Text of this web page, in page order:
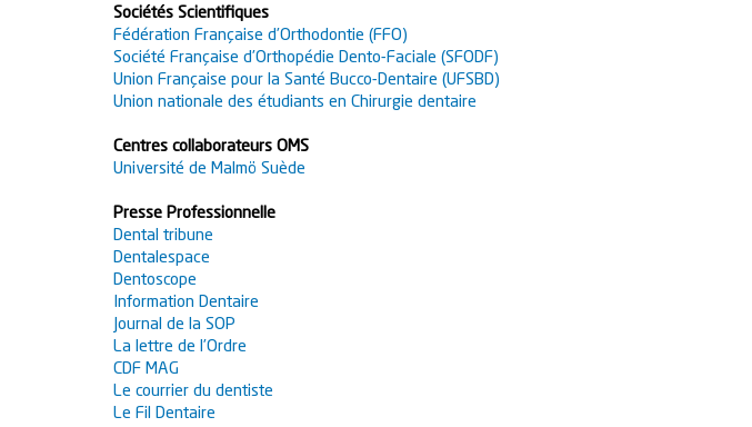
Sociétés Scientifiques
Fédération Française d’Orthodontie (FFO)
Société Française d’Orthopédie Dento-Faciale (SFODF)
Union Française pour la Santé Bucco-Dentaire (UFSBD)
Union nationale des étudiants en Chirurgie dentaire
Centres collaborateurs OMS
Université de Malmö Suède
Presse Professionnelle
Dental tribune
Dentalespace
Dentoscope
Information Dentaire
Journal de la SOP
La lettre de l’Ordre
CDF MAG
Le courrier du dentiste
Le Fil Dentaire